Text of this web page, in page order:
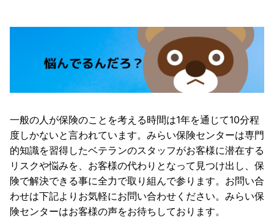
一般の人が保険のことを考える時間は1年を通じて10分程
度しかないと言われています。みらい保険センターは専門
的知識を習得したベテランのスタッフがお客様に潜在する
リスクや悩みを、お客様の代わりとなって見つけ出し、保
険で解決できる事に全力で取り組んで参ります。お問い合
わせは下記よりお気軽にお問い合わせください。みらい保
険センターはお客様の声をお待ちしております。